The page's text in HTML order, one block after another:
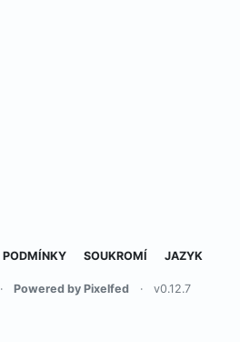
PODMÍNKY SOUKROMÍ JAZYK
· Powered by Pixelfed · v0.12.7